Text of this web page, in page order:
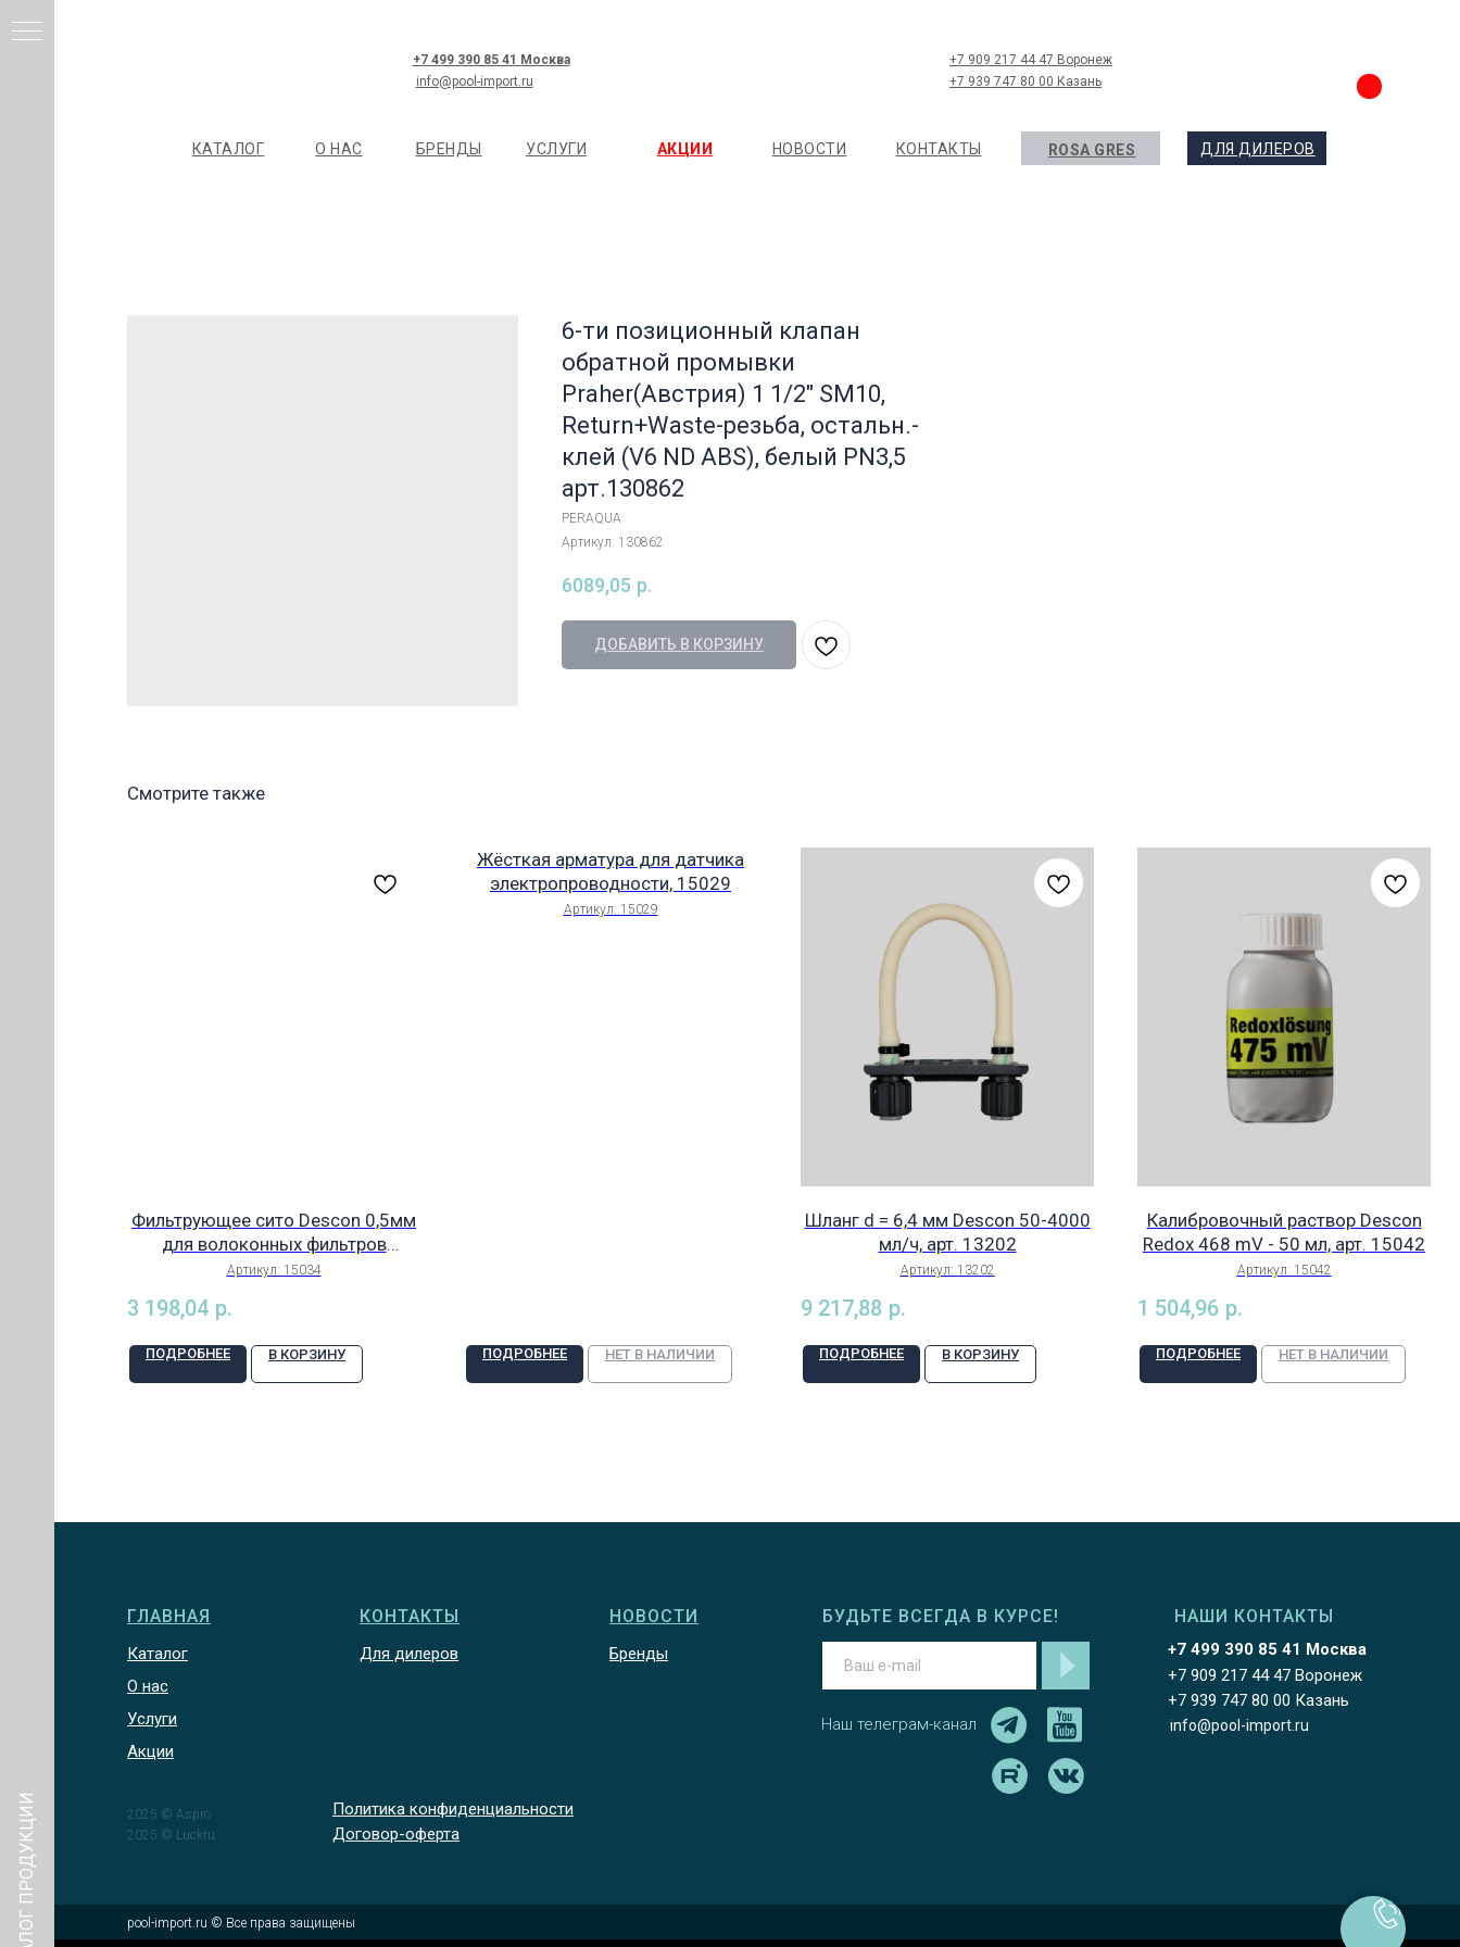
О НАС
КАТАЛОГ АКЦИИ НОВОСТИ КОНТАКТЫ ДЛЯ ДИЛЕРОВ
ROSA GRES
БРЕНДЫ УСЛУГИ
+7 499 390 85 41 Москва
info@pool-import.ru
+7 939 747 80 00 Казань
+7 909 217 44 47 Воронеж
КАТАЛОГ ПРОДУКЦИИ
6-ти позиционный клапан
обратной промывки
Praher(Австрия) 1 1/2" SM10,
Return+Waste-резьба, остальн.-
клей (V6 ND ABS), белый PN3,5
арт.130862
PERAQUA
Артикул: 130862
6089,05 р.
ДОБАВИТЬ В КОРЗИНУ
Смотрите также
Фильтрующее сито Descon 0,5мм
для волоконных фильтров
компактных изм. ячеек 0310/R и
Артикул: 15034
3 198,04 р.
ПОДРОБНЕЕ В КОРЗИНУ
Жёсткая арматура для датчика
электропроводности, 15029
Артикул: 15029
ПОДРОБНЕЕ НЕТ В НАЛИЧИИ
Шланг d = 6,4 мм Descon 50-4000
мл/ч, арт. 13202
Артикул: 13202
9 217,88 р.
ПОДРОБНЕЕ В КОРЗИНУ
Калибровочный раствор Descon
Redox 468 mV - 50 мл, арт. 15042
Артикул: 15042
1 504,96 р.
ПОДРОБНЕЕ НЕТ В НАЛИЧИИ
ГЛАВНАЯ
Каталог
О нас
Услуги
Акции
КОНТАКТЫ
Для дилеров
НОВОСТИ
Бренды
2025 © Aspro
2025 © Luckru
Наш телеграм-канал
БУДЬТЕ ВСЕГДА В КУРСЕ!
+7 499 390 85 41 Москва
НАШИ КОНТАКТЫ
+7 909 217 44 47 Воронеж
+7 939 747 80 00 Казань
info@pool-import.ru
Политика конфиденциальности
Договор-оферта
pool-import.ru © Все права защищены